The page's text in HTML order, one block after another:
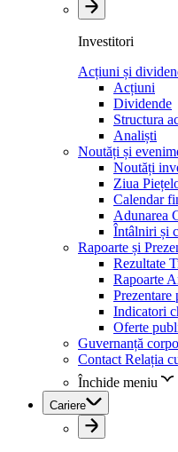
Investitori
Acțiuni și
Acțiuni
Dividende
Structura
Analiști
Noutăți și
Noutăți
Ziua
Calendar
Adunarea
Întâlniri și
Rapoarte și
Rezultate
Rapoarte
Prezentare
Indicatori
Oferte
Guvernanță
Contact Relația
Închide meniu
Cariere